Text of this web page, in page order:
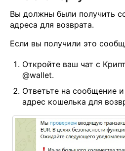
Вы должны были получить
адреса для возврата.
Если вы получили это
Откройте ваш чат с
@wallet.
Ответьте на сообщение и
адрес кошелька для